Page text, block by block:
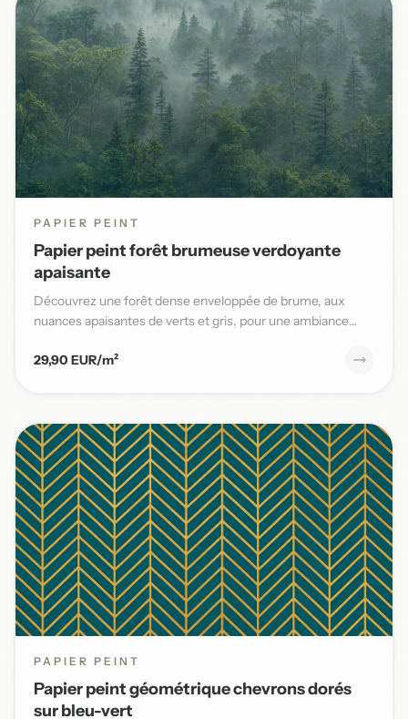
PAPIER PEINT
Papier peint forêt brumeuse verdoyante
apaisante
Découvrez une forêt dense enveloppée de brume, aux
nuances apaisantes de verts et gris, pour une ambiance
29,90 EUR/m²
PAPIER PEINT
Papier peint géométrique chevrons dorés
sur bleu-vert